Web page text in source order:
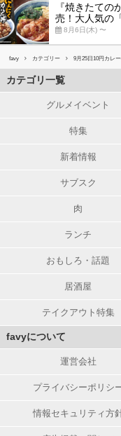
『焼きたての
売！大人気の
8月6日(木) 〜
favy カテゴリー 9月25日10円カレ
カテゴリ一覧
グルメイベント
特集
新着情報
サブスク
肉
ランチ
おもしろ・話題
居酒屋
テイクアウト特集
favyについて
運営会社
プライバシーポリシ
情報セキュリティ方